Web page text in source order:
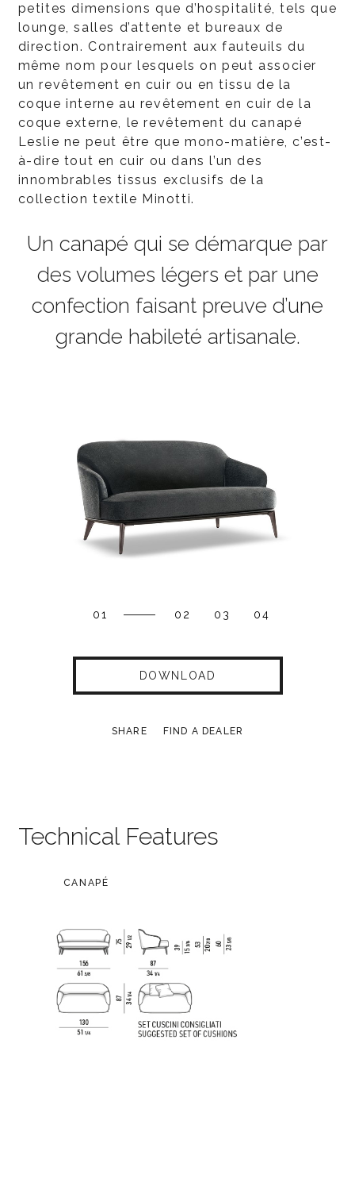
petites dimensions que d’hospitalité, tels que
lounge, salles d’attente et bureaux de
direction. Contrairement aux fauteuils du
même nom pour lesquels on peut associer
un revêtement en cuir ou en tissu de la
coque interne au revêtement en cuir de la
coque externe, le revêtement du canapé
Leslie ne peut être que mono-matière, c’est-
à-dire tout en cuir ou dans l’un des
innombrables tissus exclusifs de la
collection textile Minotti.
Un canapé qui se démarque par
des volumes légers et par une
confection faisant preuve d’une
grande habileté artisanale.
01 02 03 04
DOWNLOAD
SHARE FIND A DEALER
Technical Features
CANAPÉ